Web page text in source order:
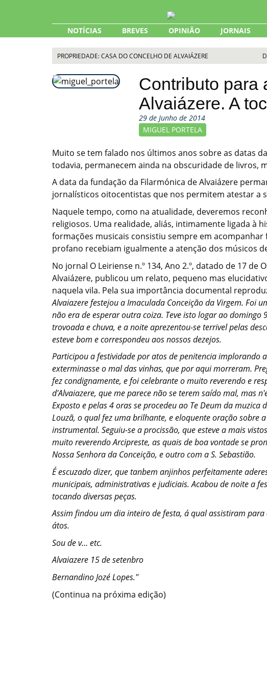
NOTÍCIAS BREVES OPINIÃO JORNAIS
PROPRIEDADE: CASA DO CONCELHO DE ALVAIÁZERE
Contributo para
Alvaiázere. A
29 de Junho de 2014
MIGUEL PORTELA
Muito se tem falado nos últimos anos sobre as datas
todavia, permanecem ainda na obscuridade de livros,
A data da fundação da Filarmónica de Alvaiázere
jornalísticos oitocentistas que nos permitem atestar a
Naquele tempo, como na atualidade, deveremos
religiosos. Uma realidade, aliás, intimamente ligada à
formações musicais consistiu sempre em
profano recebiam igualmente a atenção dos músicos
No jornal O Leiriense n.º 134, Ano 2.º, datado de 17
Alvaiázere, publicou um relato, pequeno mas
naquela vila. Pela sua importância documental
Alvaiazere festejou a Imaculada Conceição da Virgem. Foi
não era de esperar outra coiza. Teve isto logar ao
trovoada e chuva, e a noite aprezentou-se terrivel pelas
esteve bom e correspondeu aos nossos dezejos.
Participou a festividade por atos de penitencia implorando
exterminasse o mal das vinhas, que por aqui morreram.
fez condignamente, e foi celebrante o muito reverendo e
d'Alvaiazere, que me parece não se terem saído mal, mas
Exposto e pelas 4 oras se procedeu ao Te Deum da
Louzã, o qual fez uma brilhante, e eloquente oração sobre
instrumental. Seguiu-se a procissão, que esteve a mais
muito reverendo Arcipreste, as quais de boa vontade se
Nossa Senhora da Conceição, e outro com a S. Sebastião.
É escuzado dizer, que tanbem anjinhos perfeitamente
municipais, administrativas e judiciais. Acabou de noite a
tocando diversas peças.
Assim findou um dia inteiro de festa, á qual assistiram
átos.
Sou de v… etc.
Alvaiazere 15 de setenbro
Bernandino Jozé Lopes."
(Continua na próxima edição)